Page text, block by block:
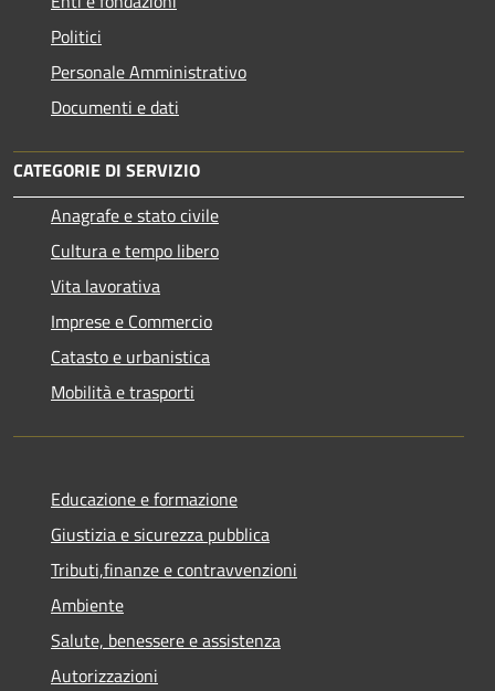
Politici
Personale Amministrativo
Documenti e dati
CATEGORIE DI SERVIZIO
Anagrafe e stato civile
Cultura e tempo libero
Vita lavorativa
Imprese e Commercio
Catasto e urbanistica
Mobilità e trasporti
Educazione e formazione
Giustizia e sicurezza pubblica
Tributi,finanze e contravvenzioni
Ambiente
Salute, benessere e assistenza
Autorizzazioni